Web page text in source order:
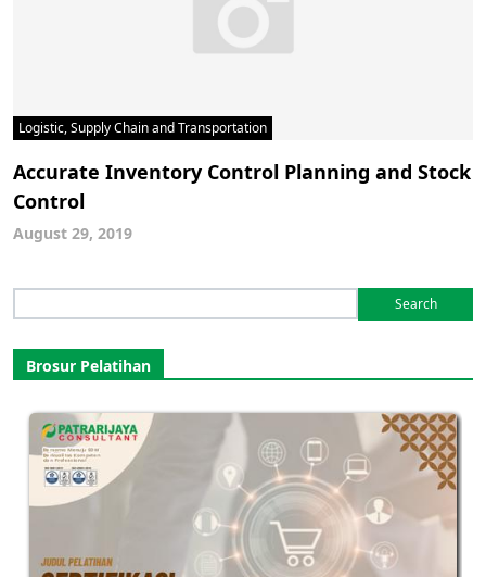
Logistic, Supply Chain and Transportation
Accurate Inventory Control Planning and Stock
Control
August 29, 2019
for:
Brosur Pelatihan